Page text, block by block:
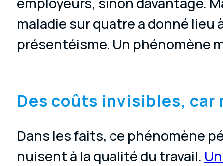
maladie sur quatre a donné lieu
présentéisme. Un phénomène
Des coûts invisibles, car
Dans les faits, ce phénomène
nuisent à la qualité du travail.